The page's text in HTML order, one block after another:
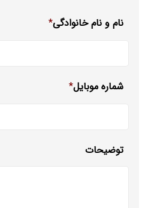
نام و نام خانوادگی*
شماره موبایل*
توضیحات